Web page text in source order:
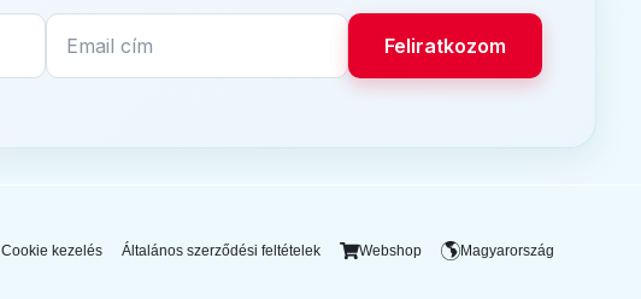
Feliratkozom
Cookie kezelés Általános szerződési feltételek Webshop Magyarország